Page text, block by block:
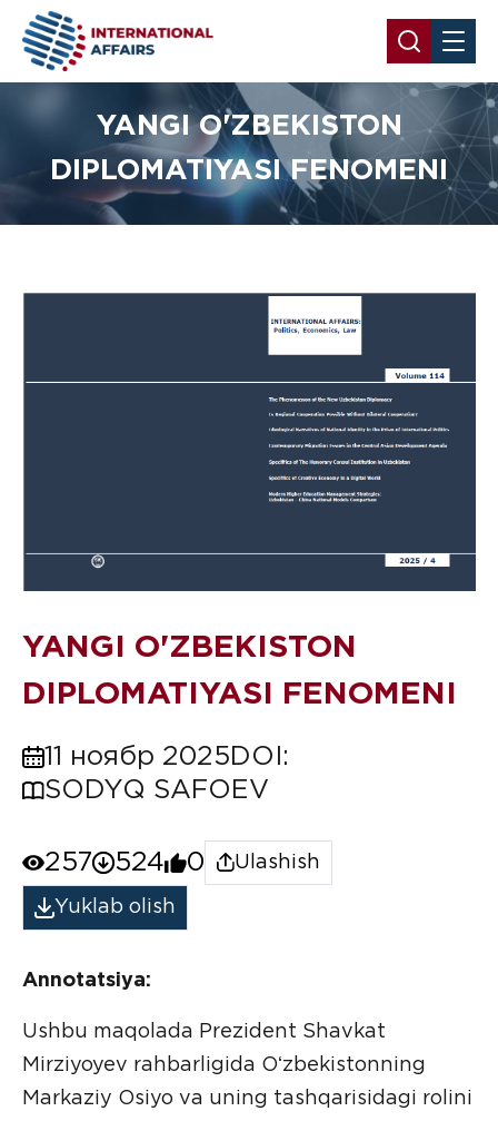
YANGI O'ZBEKISTON
DIPLOMATIYASI FENOMENI
YANGI O'ZBEKISTON
DIPLOMATIYASI FENOMENI
11 ноябр 2025 DOI:
SODYQ SAFOEV
257 524 0 Ulashish
Yuklab olish
Annotatsiya:
Ushbu maqolada Prezident Shavkat
Mirziyoyev rahbarligida Oʻzbekistonning
Markaziy Osiyo va uning tashqarisidagi rolini